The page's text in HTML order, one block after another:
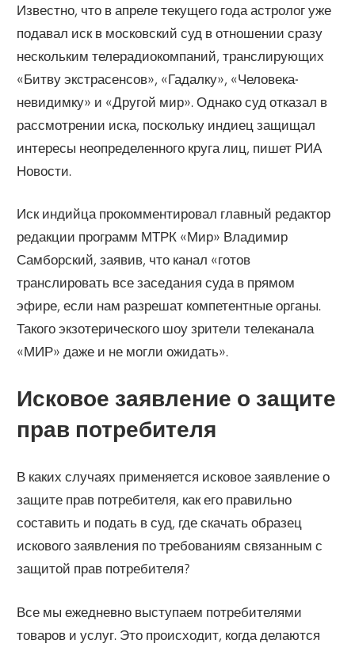
Известно, что в апреле текущего года астролог уже
подавал иск в московский суд в отношении сразу
нескольким телерадиокомпаний, транслирующих
«Битву экстрасенсов», «Гадалку», «Человека-
невидимку» и «Другой мир». Однако суд отказал в
рассмотрении иска, поскольку индиец защищал
интересы неопределенного круга лиц, пишет РИА
Новости.
Иск индийца прокомментировал главный редактор
редакции программ МТРК «Мир» Владимир
Самборский, заявив, что канал «готов
транслировать все заседания суда в прямом
эфире, если нам разрешат компетентные органы.
Такого экзотерического шоу зрители телеканала
«МИР» даже и не могли ожидать».
Исковое заявление о защите
прав потребителя
В каких случаях применяется исковое заявление о
защите прав потребителя, как его правильно
составить и подать в суд, где скачать образец
искового заявления по требованиям связанным с
защитой прав потребителя?
Все мы ежедневно выступаем потребителями
товаров и услуг. Это происходит, когда делаются